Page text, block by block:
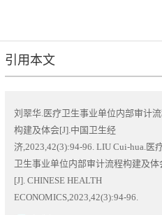
引用本文
刘翠华.医疗卫生事业单位内部审计
构建及体会[J].中国卫生经
济,2023,42(3):94-96. LIU Cui-hua.医
卫生事业单位内部审计流程构建及体
[J]. CHINESE HEALTH
ECONOMICS,2023,42(3):94-96.